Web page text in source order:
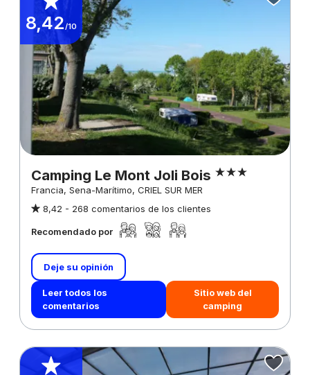
8,42/10
Camping Le Mont Joli Bois
Francia, Sena-Marítimo, CRIEL SUR MER
8,42 - 268 comentarios de los clientes
Recomendado por
Deje su opinión
Leer todos los
comentarios
Sitio web del
camping